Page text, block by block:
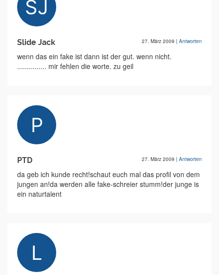
Slide Jack 27. März 2009 | Antworten
wenn das ein fake ist dann ist der gut. wenn nicht.
............... mir fehlen die worte. zu geil
PTD 27. März 2009 | Antworten
da geb ich kunde recht!schaut euch mal das profil von dem
jungen an!da werden alle fake-schreier stumm!der junge is
ein naturtalent